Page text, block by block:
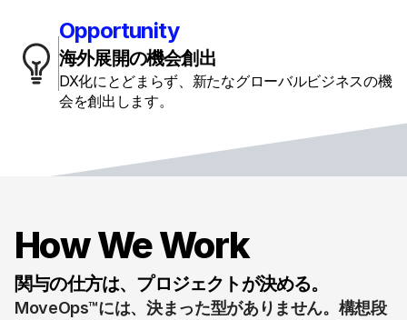
Opportunity
海外展開の機会創出
DX化にとどまらず、新たなグローバルビジネスの機
会を創出します。
How We Work
関与の仕方は、プロジェクトが決める。
MoveOps™には、決まった型がありません。構想段